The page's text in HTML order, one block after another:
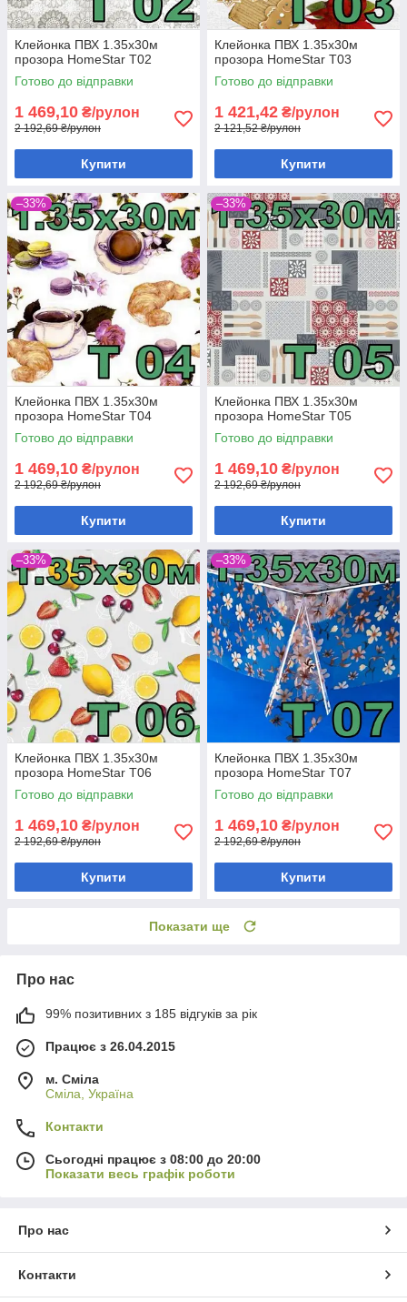
Клейонка ПВХ 1.35х30м
прозора HomeStar T02
Готово до відправки
1 469,10 ₴/рулон
2 192,69 ₴/рулон
Купити
Клейонка ПВХ 1.35х30м
прозора HomeStar T03
Готово до відправки
1 421,42 ₴/рулон
2 121,52 ₴/рулон
Купити
–33%
Клейонка ПВХ 1.35х30м
прозора HomeStar T04
Готово до відправки
1 469,10 ₴/рулон
2 192,69 ₴/рулон
Купити
–33%
Клейонка ПВХ 1.35х30м
прозора HomeStar T05
Готово до відправки
1 469,10 ₴/рулон
2 192,69 ₴/рулон
Купити
–33%
Клейонка ПВХ 1.35х30м
прозора HomeStar T06
Готово до відправки
1 469,10 ₴/рулон
2 192,69 ₴/рулон
Купити
–33%
Клейонка ПВХ 1.35х30м
прозора HomeStar T07
Готово до відправки
1 469,10 ₴/рулон
2 192,69 ₴/рулон
Купити
Показати ще
Про нас
99% позитивних з 185 відгуків за рік
Працює з 26.04.2015
м. Сміла
Сміла, Україна
Контакти
Сьогодні працює з 08:00 до 20:00
Показати весь графік роботи
Про нас
Контакти